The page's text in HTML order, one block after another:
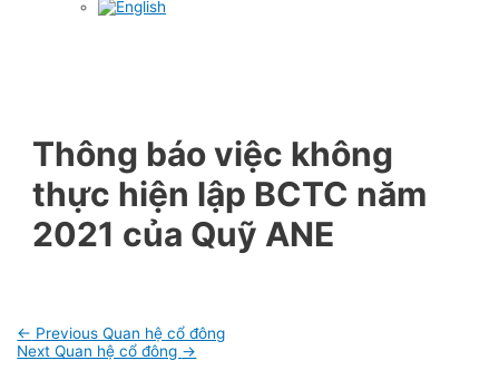
Thông báo việc không
thực hiện lập BCTC năm
2021 của Quỹ ANE
Post
navigation
← Previous Quan hệ cổ đông
Next Quan hệ cổ đông →